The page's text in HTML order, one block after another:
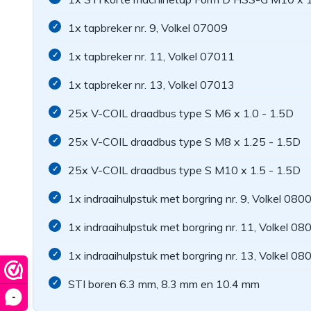
-
1x tapbreker nr. 9, Volkel 07009
1x tapbreker nr. 11, Volkel 07011
1x tapbreker nr. 13, Volkel 07013
25x V-COIL draadbus type S M6 x 1.0 - 1.5D
25x V-COIL draadbus type S M8 x 1.25 - 1.5D
25x V-COIL draadbus type S M10 x 1.5 - 1.5D
1x indraaihulpstuk met borgring nr. 9, Volkel
1x indraaihulpstuk met borgring nr. 11, Volkel
1x indraaihulpstuk met borgring nr. 13, Volkel
STI boren 6.3 mm, 8.3 mm en 10.4 mm